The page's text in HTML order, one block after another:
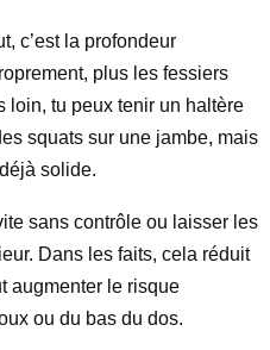
c’est la profondeur
plus les fessiers
loin, tu peux tenir un haltère
squats sur une jambe, mais
solide.
sans contrôle ou laisser les
Dans les faits, cela réduit
augmenter le risque
ou du bas du dos.